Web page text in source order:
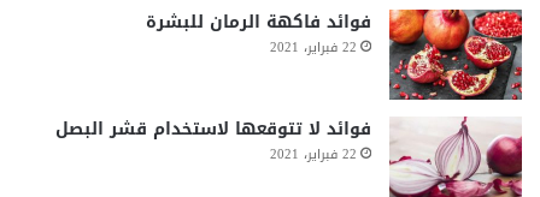
فوائد فاكهة الرمان للبشرة
22 فبراير، 2021
فوائد لا تتوقعها لاستخدام قشر البصل
22 فبراير، 2021